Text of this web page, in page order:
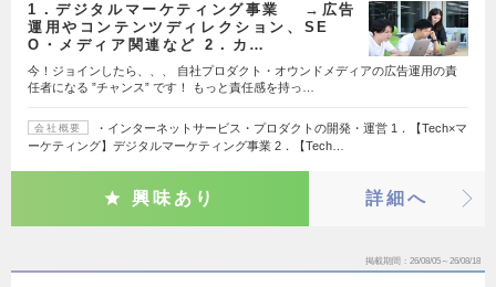
1．デジタルマーケティング事業 →広告
運用やコンテンツディレクション、SE
O・メディア関連など 2．カ…
今！ジョインしたら、、、 自社プロダクト・オウンドメディアの広告運用の責
任者になる ”チャンス” です！ もっと責任感を持っ…
会社概要
・インターネットサービス・プロダクトの開発・運営 1．【Tech×マ
ーケティング】デジタルマーケティング事業 2．【Tech…
興味あり 詳細へ
掲載期間 26/08/05～26/08/18